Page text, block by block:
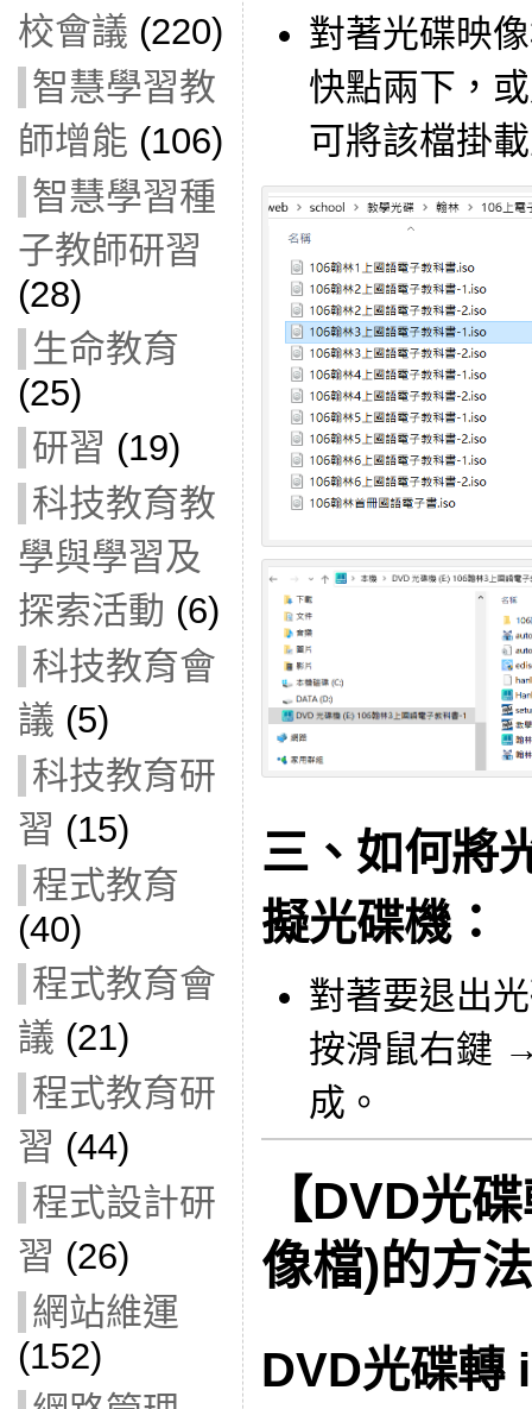
校會議 (220)
智慧學習教
師增能 (106)
智慧學習種
子教師研習
(28)
生命教育
(25)
研習 (19)
科技教育教
學與學習及
探索活動 (6)
科技教育會
議 (5)
科技教育研
習 (15)
程式教育
(40)
程式教育會
議 (21)
程式教育研
習 (44)
程式設計研
習 (26)
網站維運
(152)
對著光碟映
快點兩下，
可將該檔掛
三、如何將
擬光碟機：
對著要退出
按滑鼠右鍵
成。
【DVD光
像檔)的方
DVD光碟轉